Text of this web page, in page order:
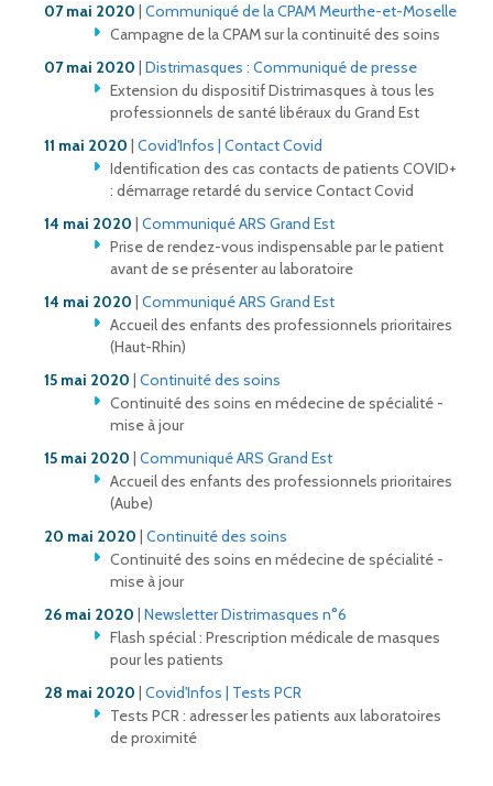
07 mai 2020 | Communiqué de la CPAM Meurthe-et-Moselle
Campagne de la CPAM sur la continuité des soins
07 mai 2020 | Distrimasques : Communiqué de presse
Extension du dispositif Distrimasques à tous les
professionnels de santé libéraux du Grand Est
11 mai 2020 | Covid'Infos | Contact Covid
Identification des cas contacts de patients COVID+
: démarrage retardé du service Contact Covid
14 mai 2020 | Communiqué ARS Grand Est
Prise de rendez-vous indispensable par le patient
avant de se présenter au laboratoire
14 mai 2020 | Communiqué ARS Grand Est
Accueil des enfants des professionnels prioritaires
(Haut-Rhin)
15 mai 2020 | Continuité des soins
Continuité des soins en médecine de spécialité -
mise à jour
15 mai 2020 | Communiqué ARS Grand Est
Accueil des enfants des professionnels prioritaires
(Aube)
20 mai 2020 | Continuité des soins
Continuité des soins en médecine de spécialité -
mise à jour
26 mai 2020 | Newsletter Distrimasques n°6
Flash spécial : Prescription médicale de masques
pour les patients
28 mai 2020 | Covid'Infos | Tests PCR
Tests PCR : adresser les patients aux laboratoires
de proximité